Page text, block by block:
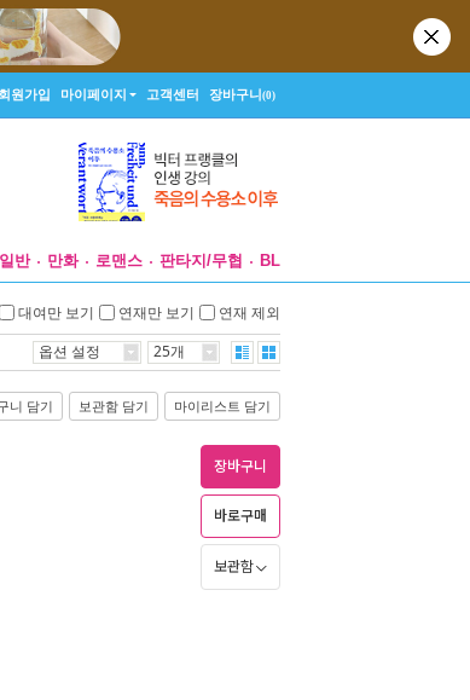
회원가입 마이페이지 고객센터 장바구니(0)
일반 만화 로맨스 판타지/무협 BL
대여만 보기 연재만 보기 연재 제외
옵션 설정 25개
니 담기 보관함 담기 마이리스트 담기
장바구니
바로구매
보관함